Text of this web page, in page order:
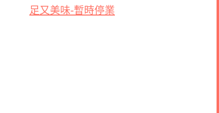
足又美味-暫時停業